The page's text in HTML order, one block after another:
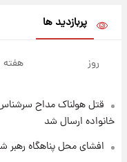
۱۹ ساعت پیش
پربازدید ها
روز هفته
قتل هولناک مداح
خانواده ارسال شد
افشای محل پناهگاه‌ رهبر